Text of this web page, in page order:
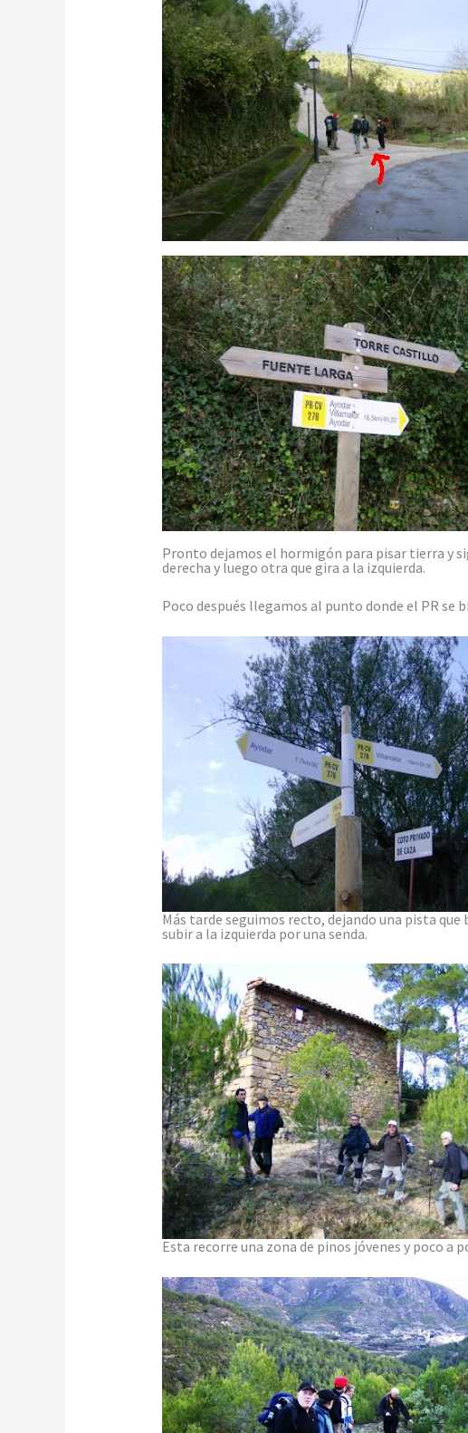
Pronto dejamos el hormigón para pisar tierra y
derecha y luego otra que gira a la izquierda.
Poco después llegamos al punto donde el PR se
Más tarde seguimos recto, dejando una pista
subir a la izquierda por una senda.
Esta recorre una zona de pinos jóvenes y poco